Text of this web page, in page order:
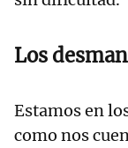
Los
Estamos en
como nos